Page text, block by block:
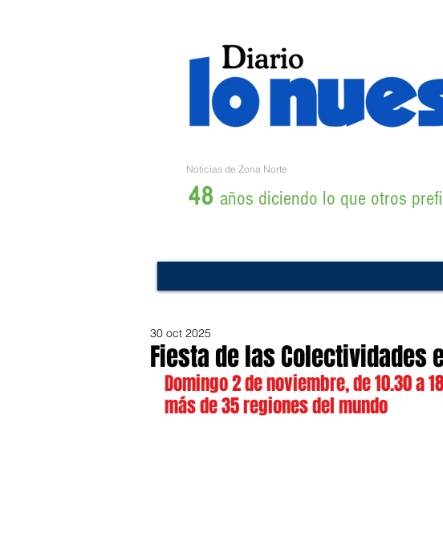
Noticias de Zona Norte
48 años diciendo lo que otros
Fiesta de las Colectividades
30 oct 2025
Domingo 2 de noviembre, de 10.30 a
más de 35 regiones del mundo